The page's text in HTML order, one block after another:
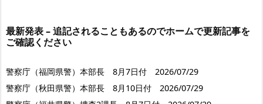
最新発表 – 追記されることもあるのでホームで更新記事を
ご確認ください
警察庁（福岡県警）本部長 8月7日付 2026/07/29
警察庁（秋田県警）本部長 8月10日付 2026/07/29